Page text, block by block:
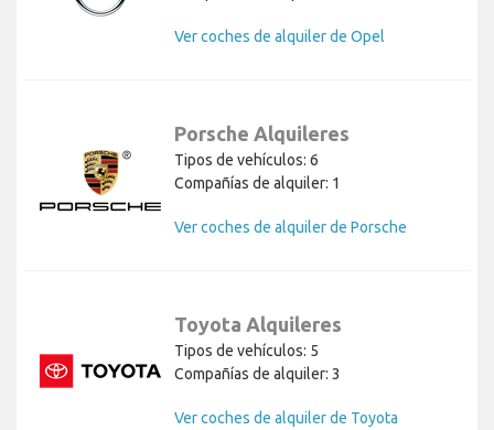
Ver coches de alquiler de Opel
Porsche Alquileres
Tipos de vehículos: 6
Compañías de alquiler: 1
Ver coches de alquiler de Porsche
Toyota Alquileres
Tipos de vehículos: 5
Compañías de alquiler: 3
Ver coches de alquiler de Toyota